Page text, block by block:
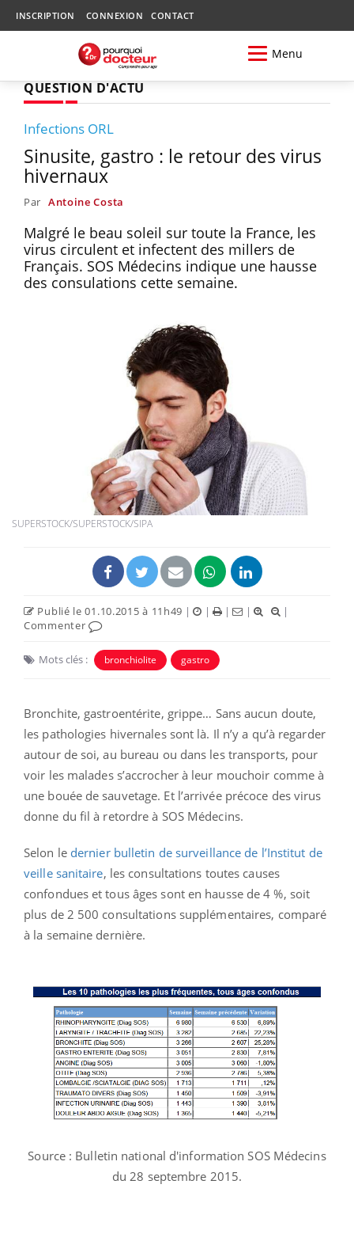
INSCRIPTION CONNEXION CONTACT
Menu
QUESTION D'ACTU
Infections ORL
Sinusite, gastro : le retour des virus
hivernaux
Par Antoine Costa
Malgré le beau soleil sur toute la France, les
virus circulent et infectent des millers de
Français. SOS Médecins indique une hausse
des consulations cette semaine.
SUPERSTOCK/SUPERSTOCK/SIPA
Publié le 01.10.2015 à 11h49 | | | |
|
Commenter
Mots clés : bronchiolite gastro
Bronchite, gastroentérite, grippe… Sans aucun doute,
les pathologies hivernales sont là. Il n’y a qu’à regarder
autour de soi, au bureau ou dans les transports, pour
voir les malades s’accrocher à leur mouchoir comme à
une bouée de sauvetage. Et l’arrivée précoce des virus
donne du fil à retordre à SOS Médecins.
Selon le dernier bulletin de surveillance de l’Institut de
veille sanitaire, les consultations toutes causes
confondues et tous âges sont en hausse de 4 %, soit
plus de 2 500 consultations supplémentaires, comparé
à la semaine dernière.
Source : Bulletin national d'information SOS Médecins
du 28 septembre 2015.